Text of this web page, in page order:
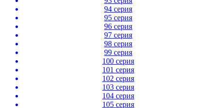
94 серия
95 серия
96 серия
97 серия
98 серия
99 серия
100 серия
101 серия
102 серия
103 серия
104 серия
105 серия